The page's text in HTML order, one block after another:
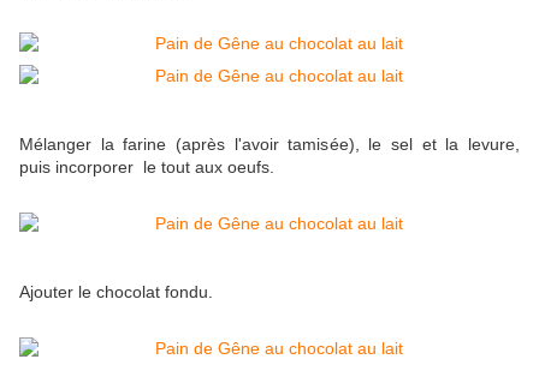
Mélanger la farine (après l'avoir tamisée), le sel et la levure,
puis incorporer le tout aux oeufs.
Ajouter le chocolat fondu.